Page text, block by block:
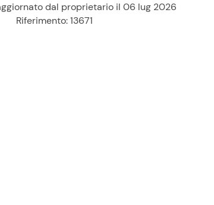
dal proprietario il 06 lug 2026
Riferimento: 13671